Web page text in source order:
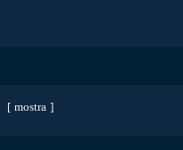
mostra